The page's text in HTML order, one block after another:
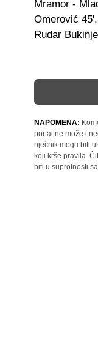
Mramor -
Omerović
Rudar
NAPOMENA:
portal ne može i
riječnik mogu biti
koji krše pravila.
biti u suprotnosti